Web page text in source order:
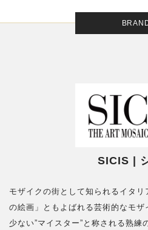
SICIS |
モザイクの街として知られるイタ
の絵画」ともよばれる芸術的なモ
少ない”マイスター”と称される熟練